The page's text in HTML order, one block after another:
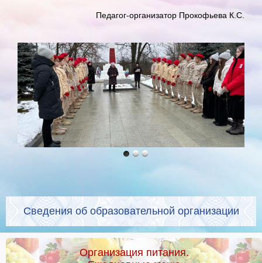
Педагог-организатор Прокофьева К.С.
Сведения об образовательной организации
Организация питания.